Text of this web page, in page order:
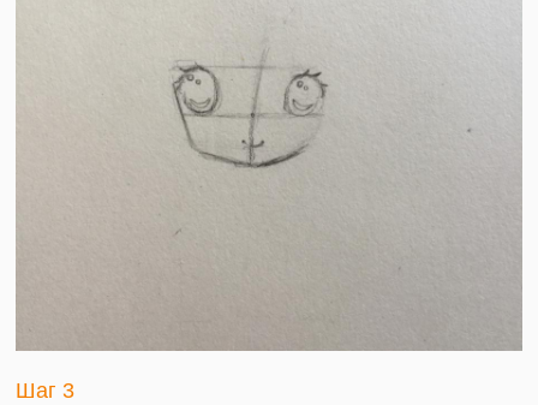
Шаг 3